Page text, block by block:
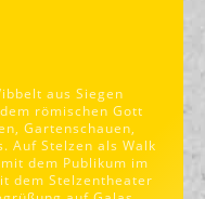
aus Siegen
römischen Gott
Gartenschauen,
Auf Stelzen als Walk
dem Publikum im
dem Stelzentheater